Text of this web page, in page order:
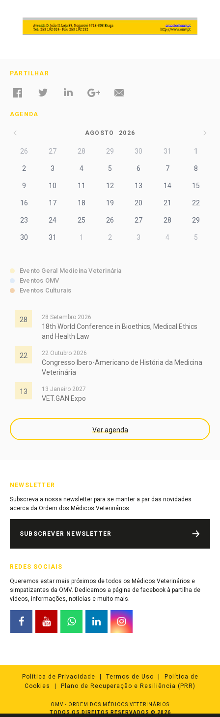
PARTILHAR
AGENDA
AGOSTO 2026
26 27 28 29 30 31 1
2 3 4 5 6 7 8
9 10 11 12 13 14 15
16 17 18 19 20 21 22
23 24 25 26 27 28 29
30 31 1 2 3 4 5
Evento Geral Medicina Veterinária
Eventos OMV
Eventos Culturais
28 28 Setembro 2026
18th World Conference in Bioethics, Medical Ethics
and Health Law
22 22 Outubro 2026
Congresso Ibero-Americano de História da Medicina
Veterinária
13 13 Janeiro 2027
VET.GAN Expo
Ver agenda
NEWSLETTER
Subscreva a nossa newsletter para se manter a par das novidades
acerca da Ordem dos Médicos Veterinários.
SUBSCREVER NEWSLETTER
REDES SOCIAIS
Queremos estar mais próximos de todos os Médicos Veterinários e
simpatizantes da OMV. Dedicamos a página de facebook à partilha de
vídeos, informações, notícias e muito mais.
Política de Privacidade Termos de Uso
Política de
Cookies
Plano de Recuperação e Resiliência (PRR)
OMV - ORDEM DOS MÉDICOS VETERINÁRIOS
TODOS OS DIREITOS RESERVADOS © 2026